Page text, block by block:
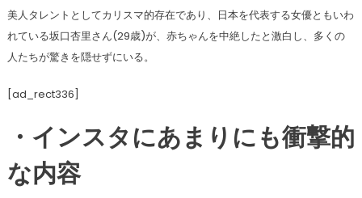
美人タレントとしてカリスマ的存在であり、日本を代表する女優ともいわ
れている坂口杏里さん(29歳)が、赤ちゃんを中絶したと激白し、多くの
人たちが驚きを隠せずにいる。
[ad_rect336]
・インスタにあまりにも衝撃的
な内容